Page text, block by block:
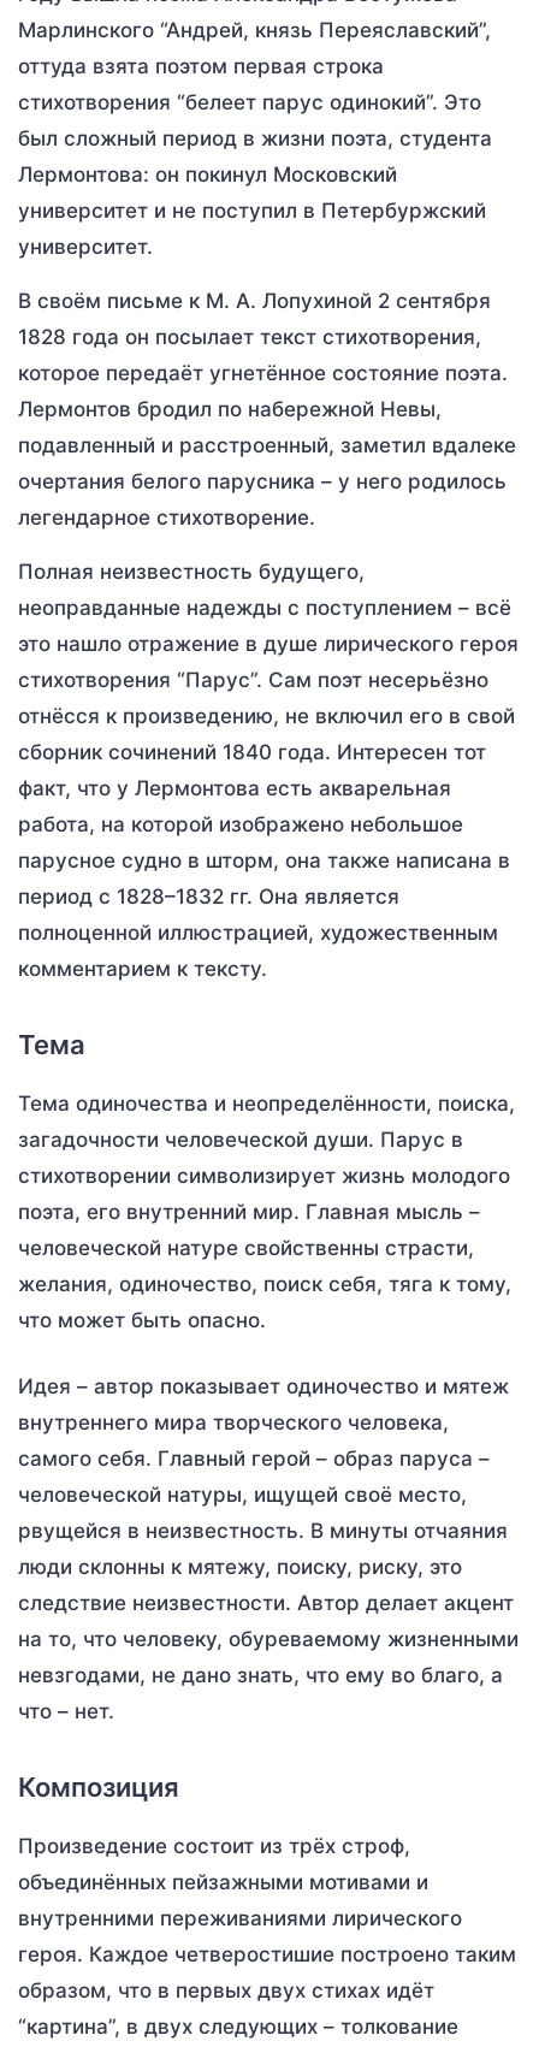
Марлинского “Андрей, князь Переяславский”,
оттуда взята поэтом первая строка
стихотворения “белеет парус одинокий”. Это
был сложный период в жизни поэта, студента
Лермонтова: он покинул Московский
университет и не поступил в Петербуржский
университет.
В своём письме к М. А. Лопухиной 2 сентября
1828 года он посылает текст стихотворения,
которое передаёт угнетённое состояние поэта.
Лермонтов бродил по набережной Невы,
подавленный и расстроенный, заметил вдалеке
очертания белого парусника – у него родилось
легендарное стихотворение.
Полная неизвестность будущего,
неоправданные надежды с поступлением – всё
это нашло отражение в душе лирического героя
стихотворения “Парус”. Сам поэт несерьёзно
отнёсся к произведению, не включил его в свой
сборник сочинений 1840 года. Интересен тот
факт, что у Лермонтова есть акварельная
работа, на которой изображено небольшое
парусное судно в шторм, она также написана в
период с 1828–1832 гг. Она является
полноценной иллюстрацией, художественным
комментарием к тексту.
Тема
Тема одиночества и неопределённости, поиска,
загадочности человеческой души. Парус в
стихотворении символизирует жизнь молодого
поэта, его внутренний мир. Главная мысль –
человеческой натуре свойственны страсти,
желания, одиночество, поиск себя, тяга к тому,
что может быть опасно.
Идея – автор показывает одиночество и мятеж
внутреннего мира творческого человека,
самого себя. Главный герой – образ паруса –
человеческой натуры, ищущей своё место,
рвущейся в неизвестность. В минуты отчаяния
люди склонны к мятежу, поиску, риску, это
следствие неизвестности. Автор делает акцент
на то, что человеку, обуреваемому жизненными
невзгодами, не дано знать, что ему во благо, а
что – нет.
Композиция
Произведение состоит из трёх строф,
объединённых пейзажными мотивами и
внутренними переживаниями лирического
героя. Каждое четверостишие построено таким
образом, что в первых двух стихах идёт
“картина”, в двух следующих – толкование